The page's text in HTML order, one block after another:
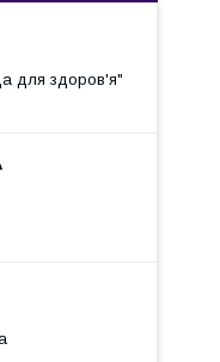
для здоров'я"